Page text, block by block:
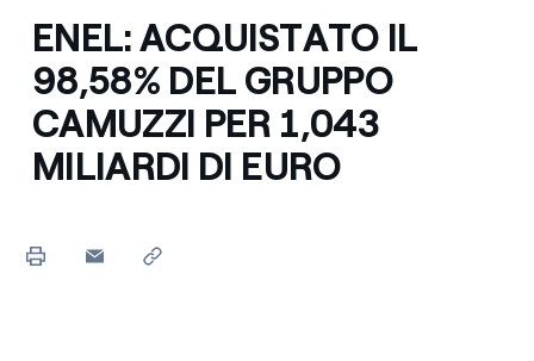
ENEL: ACQUISTATO IL
98,58% DEL GRUPPO
CAMUZZI PER 1,043
MILIARDI DI EURO